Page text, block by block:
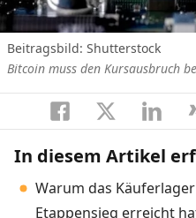
Beitragsbild: Shutterstock
Bitcoin muss den Kursausbruch
In diesem Artikel
Warum das
Etappensieg erreicht